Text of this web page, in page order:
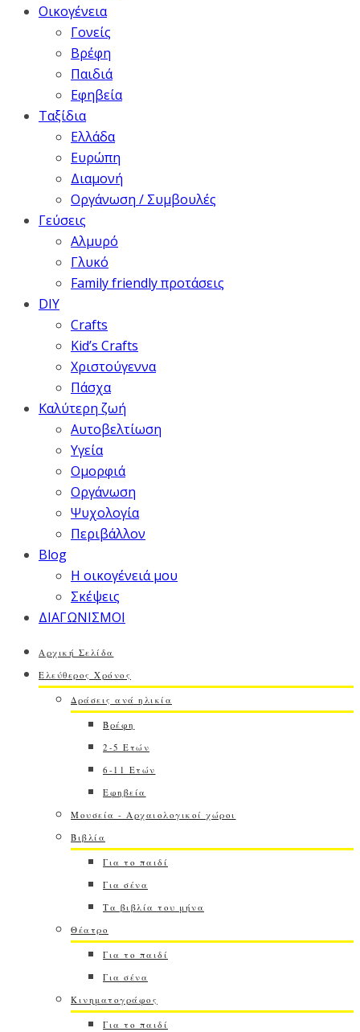
Οικογένεια
Γονείς
Βρέφη
Παιδιά
Εφηβεία
Ταξίδια
Ελλάδα
Ευρώπη
Διαμονή
Οργάνωση / Συμβουλές
Γεύσεις
Αλμυρό
Γλυκό
Family friendly προτάσεις
DIY
Crafts
Kid’s Crafts
Χριστούγεννα
Πάσχα
Καλύτερη ζωή
Αυτοβελτίωση
Υγεία
Ομορφιά
Οργάνωση
Ψυχολογία
Περιβάλλον
Blog
Η οικογένειά μου
Σκέψεις
ΔΙΑΓΩΝΙΣΜΟΙ
Αρχική Σελίδα
Ελεύθερος Χρόνος
Δράσεις ανά ηλικία
Βρέφη
2-5 Ετών
6-11 Ετών
Εφηβεία
Μουσεία - Αρχαιολογικοί χώροι
Βιβλία
Για το παιδί
Για σένα
Τα βιβλία του μήνα
Θέατρο
Για το παιδί
Για σένα
Κινηματογράφος
Για το παιδί